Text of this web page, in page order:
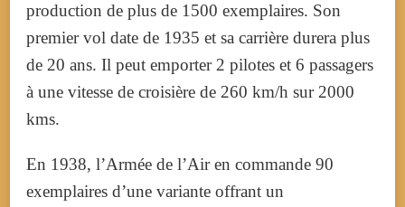
production de plus de 1500 exemplaires. Son
premier vol date de 1935 et sa carrière durera plus
de 20 ans. Il peut emporter 2 pilotes et 6 passagers
à une vitesse de croisière de 260 km/h sur 2000
kms.
En 1938, l’Armée de l’Air en commande 90
exemplaires d’une variante offrant un